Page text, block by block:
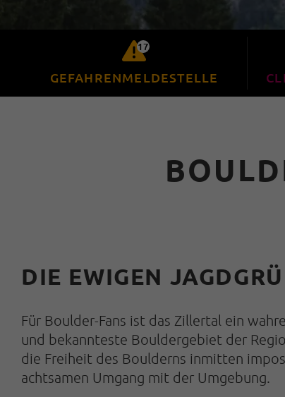
17
GEFAHRENMELDESTELLE
DIE EWIGEN
Für Boulder-Fans ist das Zillertal ein
und bekannteste Bouldergebiet der
die Freiheit des Boulderns inmitten
achtsamen Umgang mit der Umgebung.